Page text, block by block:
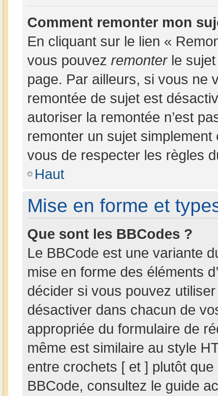
Comment remonter mon
En cliquant sur le lien «
vous pouvez remonterle sujet
page. Par ailleurs, si vous ne
remontée de sujet est
autoriser la remontée n’est
remonter un sujet
vous de respecter les règles
Haut
Mise en forme et
Que sont les BBCodes ?
Le BBCode est une variante
mise en forme des éléments
décider si vous pouvez
désactiver dans chacun de
appropriée du formulaire de
même est similaire au style
entre crochets [ et ] plutôt
BBCode, consultez le guide